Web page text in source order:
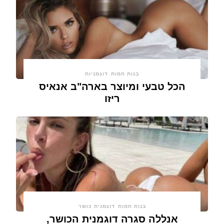
בנות חמות דוגמניות
הכל טבעי ומיוצר בארה"ב אנאיס
ריזו
בנות חמות דוגמנית כושר
אנללה סגרה דוגמנית הכושר,